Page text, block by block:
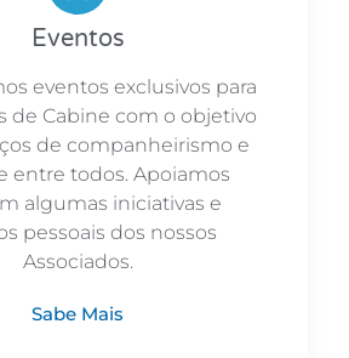
Eventos
eventos exclusivos para
de Cabine com o objetivo
de companheirismo e
entre todos. Apoiamos
algumas iniciativas e
pessoais dos nossos
Associados.
Sabe Mais